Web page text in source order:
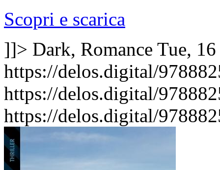
Scopri e scarica
]]> Dark, Romance Tue,
https://delos.digital/
https://delos.digital/
https://delos.digital/